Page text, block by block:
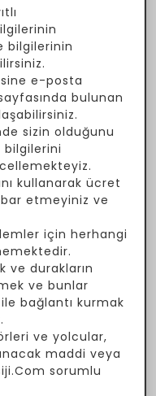
bilgilerinin
e-posta
bulunan
sizin olduğunu
kullanarak ücret
etmeyiniz ve
için herhangi
ve durakların
ve bunlar
bağlantı kurmak
ve yolcular,
maddi veya
sorumlu